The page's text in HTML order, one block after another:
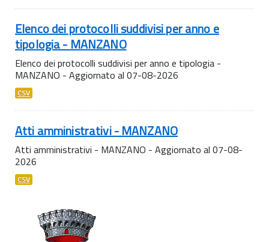
Elenco dei protocolli suddivisi per anno e
tipologia - MANZANO
Elenco dei protocolli suddivisi per anno e tipologia -
MANZANO - Aggiornato al 07-08-2026
CSV
Atti amministrativi - MANZANO
Atti amministrativi - MANZANO - Aggiornato al 07-08-
2026
CSV